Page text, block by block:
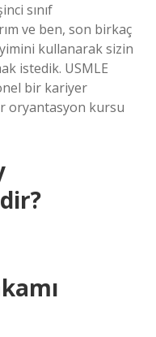
sınıf
ve ben, son birkaç
kullanarak sizin
istedik. USMLE
bir kariyer
oryantasyon kursu